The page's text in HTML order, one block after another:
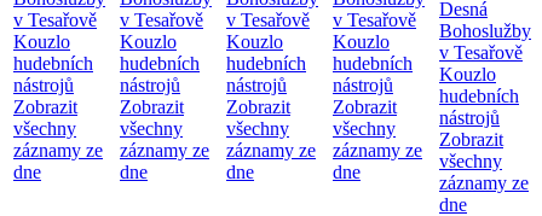
v Tesařově
Kouzlo
hudebních
nástrojů
Zobrazit
všechny
záznamy ze
dne
v Tesařově
Kouzlo
hudebních
nástrojů
Zobrazit
všechny
záznamy ze
dne
v Tesařově
Kouzlo
hudebních
nástrojů
Zobrazit
všechny
záznamy ze
dne
v Tesařově
Kouzlo
hudebních
nástrojů
Zobrazit
všechny
záznamy ze
dne
Desná
Bohoslužby
v Tesařově
Kouzlo
hudebních
nástrojů
Zobrazit
všechny
záznamy ze
dne